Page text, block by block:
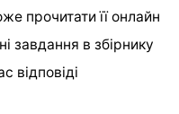
прочитати її онлайн
завдання в збірнику
відповіді